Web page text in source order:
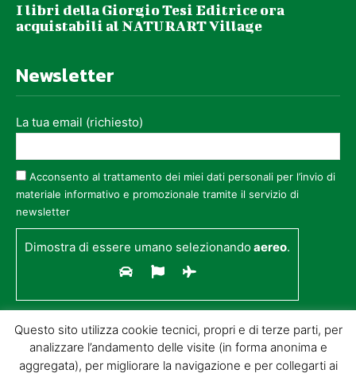
I libri della Giorgio Tesi Editrice ora
acquistabili al NATURART Village
Newsletter
La tua email (richiesto)
Acconsento al trattamento dei miei dati personali per l’invio di
materiale informativo e promozionale tramite il servizio di
newsletter
Dimostra di essere umano selezionandoaereo.
Questo sito utilizza cookie tecnici, propri e di terze parti, per
analizzare l’andamento delle visite (in forma anonima e
aggregata), per migliorare la navigazione e per collegarti ai